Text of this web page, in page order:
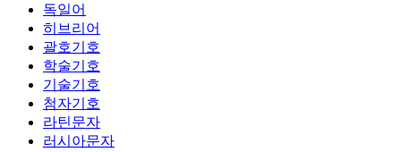
독일어
히브리어
괄호기호
학술기호
기술기호
첨자기호
라틴문자
러시아문자